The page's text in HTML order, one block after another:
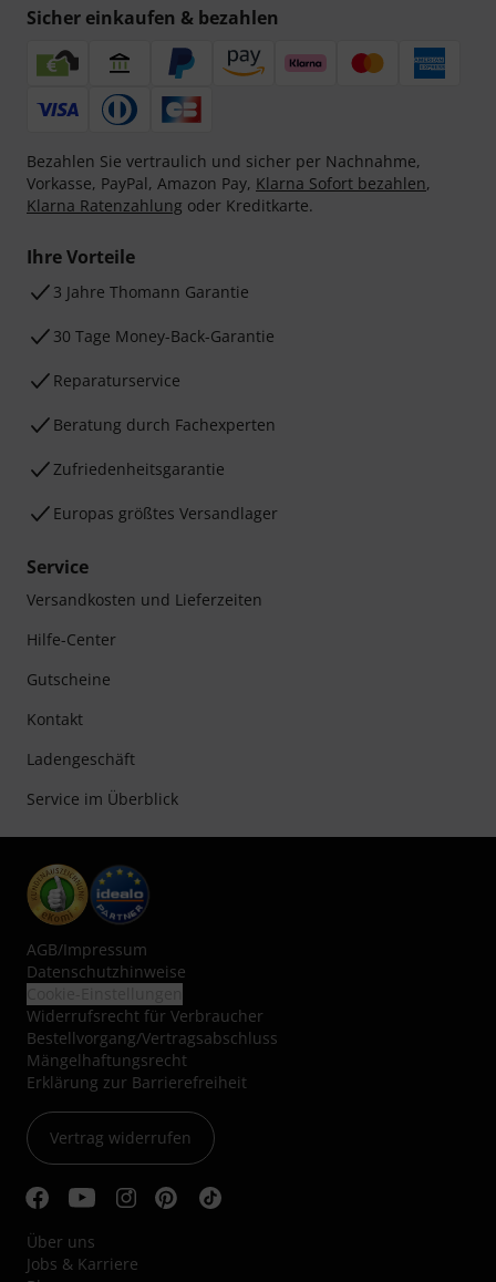
Sicher einkaufen & bezahlen
Bezahlen Sie vertraulich und sicher per Nachnahme,
Vorkasse, PayPal, Amazon Pay, Klarna Sofort bezahlen,
Klarna Ratenzahlung oder Kreditkarte.
Ihre Vorteile
3 Jahre Thomann Garantie
30 Tage Money-Back-Garantie
Reparaturservice
Beratung durch Fachexperten
Zufriedenheitsgarantie
Europas größtes Versandlager
Service
Versandkosten und Lieferzeiten
Hilfe-Center
Gutscheine
Kontakt
Ladengeschäft
Service im Überblick
AGB/Impressum
Datenschutzhinweise
Widerrufsrecht für Verbraucher
Bestellvorgang/Vertragsabschluss
Mängelhaftungsrecht
Erklärung zur Barrierefreiheit
Vertrag widerrufen
Über uns
Jobs & Karriere